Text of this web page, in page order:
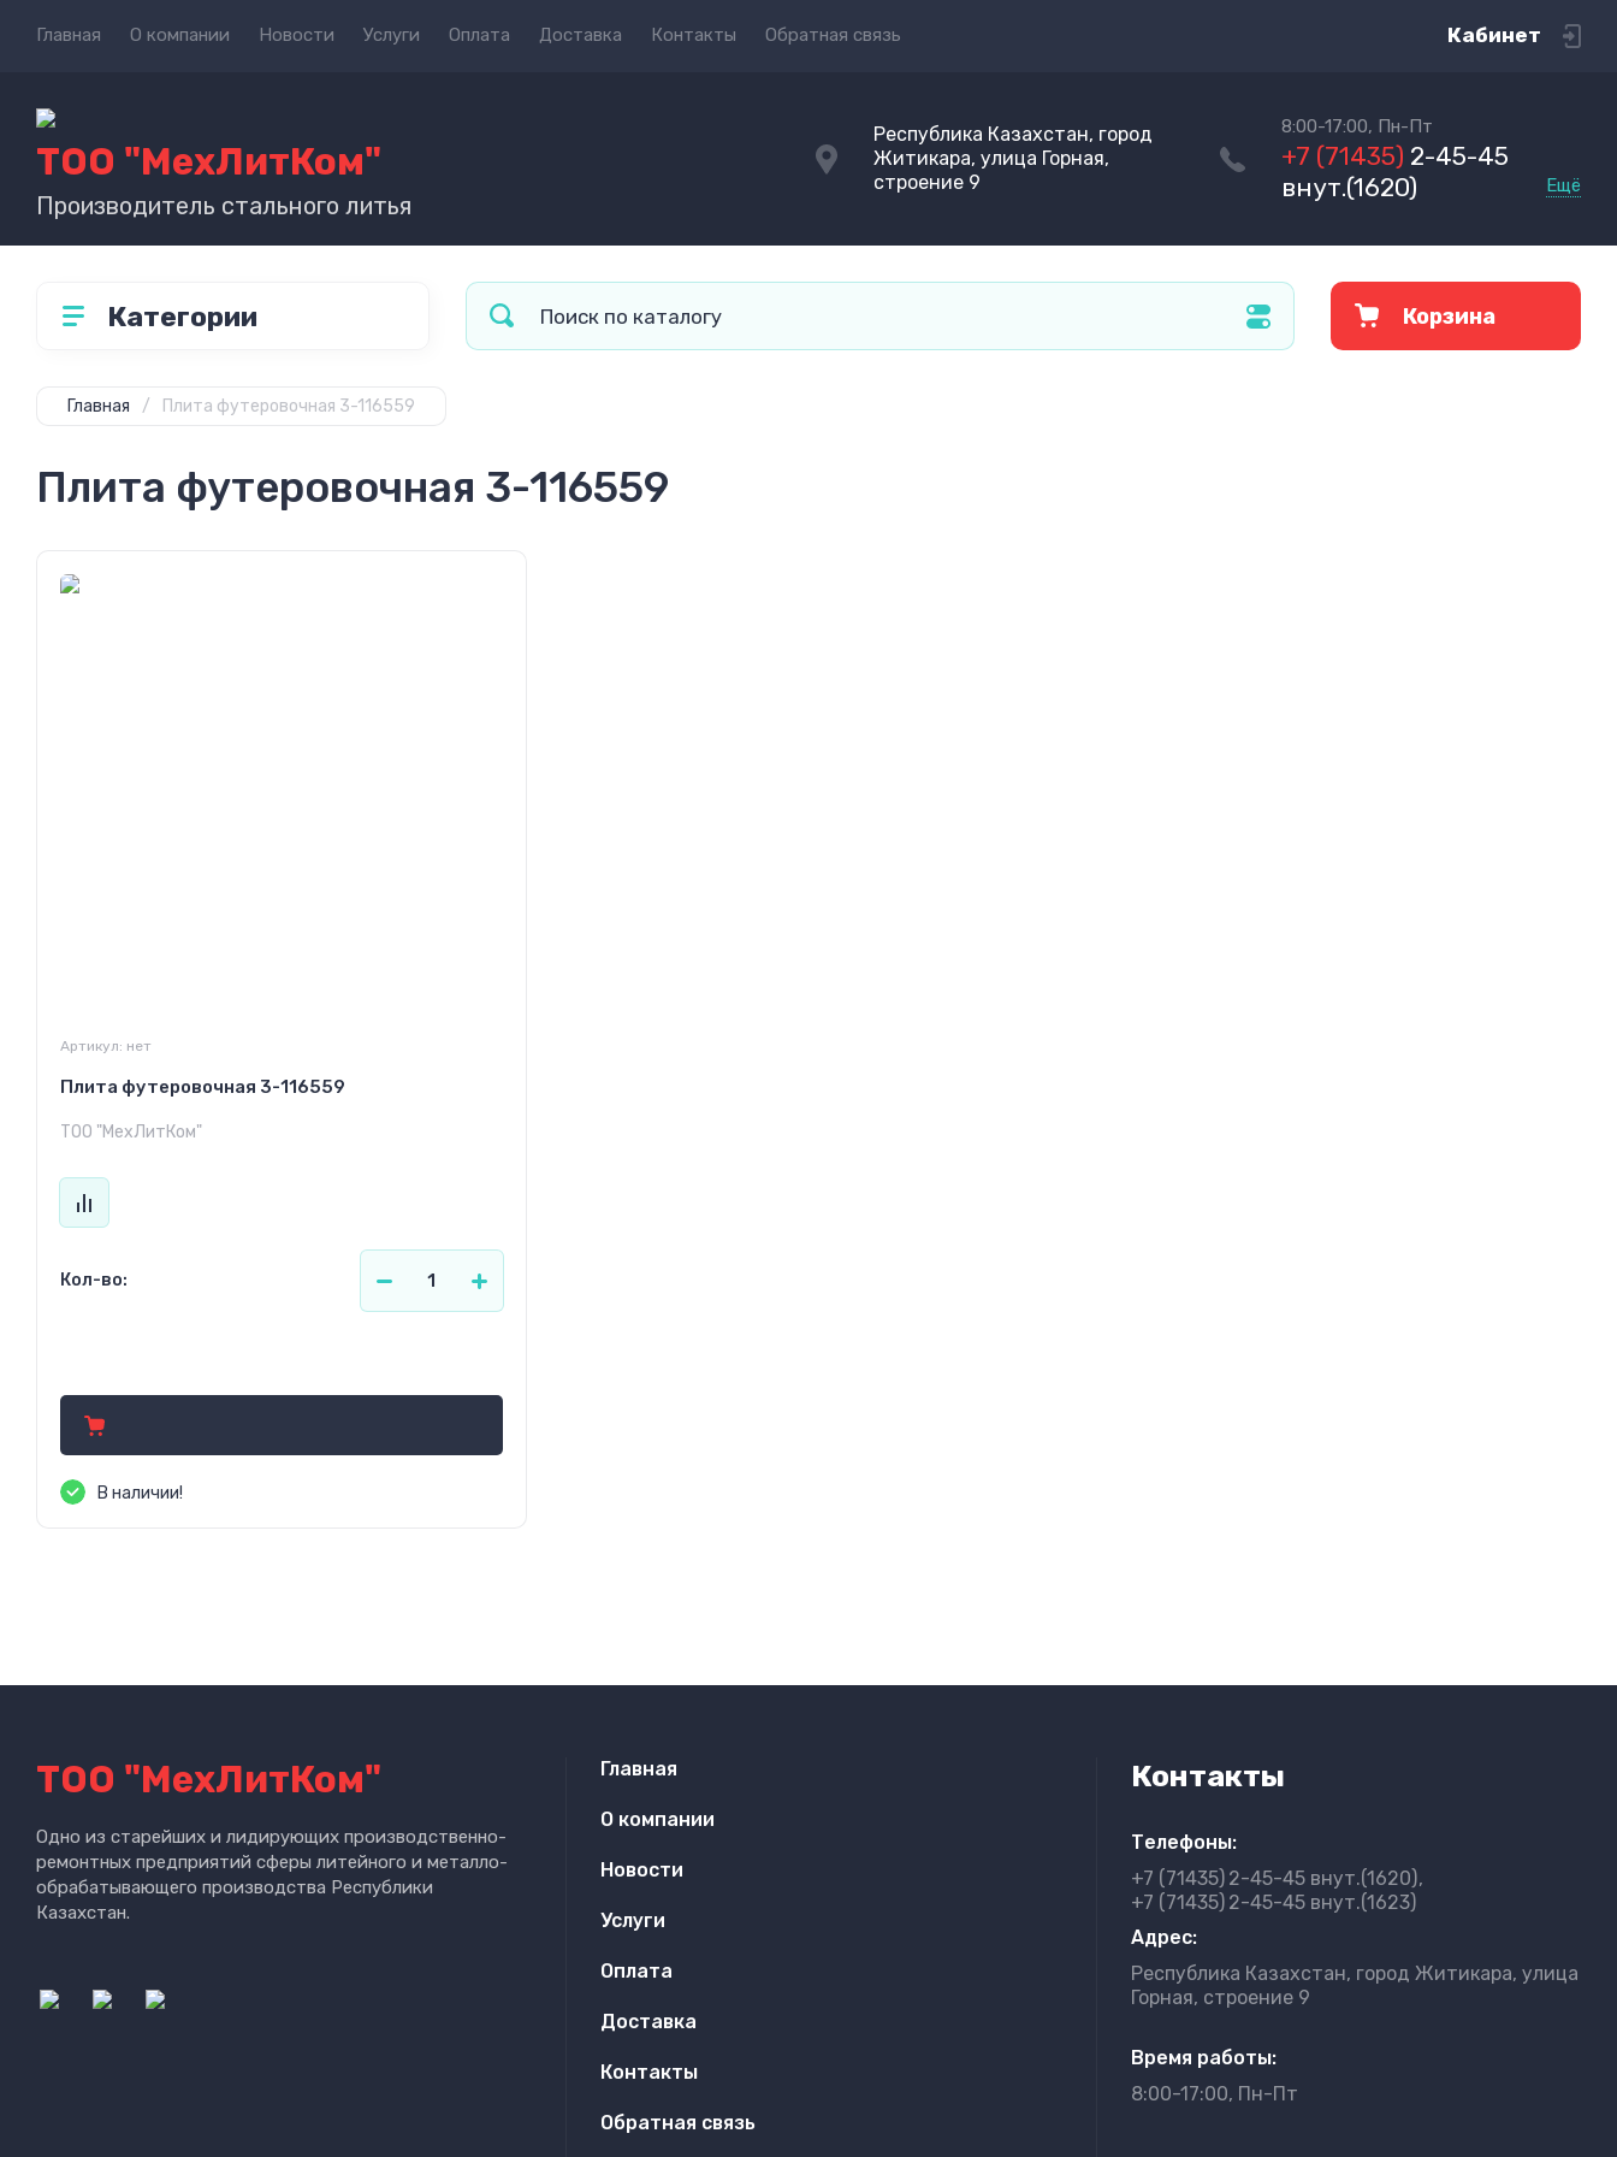
Главная О компании Новости Услуги Оплата Доставка Контакты Обратная связь Кабинет
ТОО "МехЛитКом"
Производитель стального литья
Республика Казахстан, город
Житикара, улица Горная,
строение 9
8:00-17:00, Пн-Пт
+7 (71435) 2-45-45
внут.(1620)
Ещё
Категории Корзина
Главная / Плита футеровочная 3-116559
Плита футеровочная 3-116559
Артикул: нет
Плита футеровочная 3-116559
ТОО "МехЛитКом"
Кол-во:
В наличии!
ТОО "МехЛитКом"
Одно из старейших и лидирующих производственно-
ремонтных предприятий сферы литейного и металло-
обрабатывающего производства Республики
Казахстан.
Главная
О компании
Новости
Услуги
Оплата
Доставка
Контакты
Обратная связь
Контакты
Телефоны:
+7 (71435) 2-45-45 внут.(1620)
+7 (71435) 2-45-45 внут.(1623)
Адрес:
Республика Казахстан, город Житикара, улица
Горная, строение 9
Время работы:
8:00-17:00, Пн-Пт